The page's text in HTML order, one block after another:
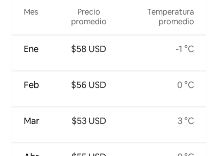
Mes
Ene
Feb
Mar
Precio
promedio
$58 USD
$56 USD
$53 USD
Temperatura
promedio
-1 °C
0 °C
3 °C